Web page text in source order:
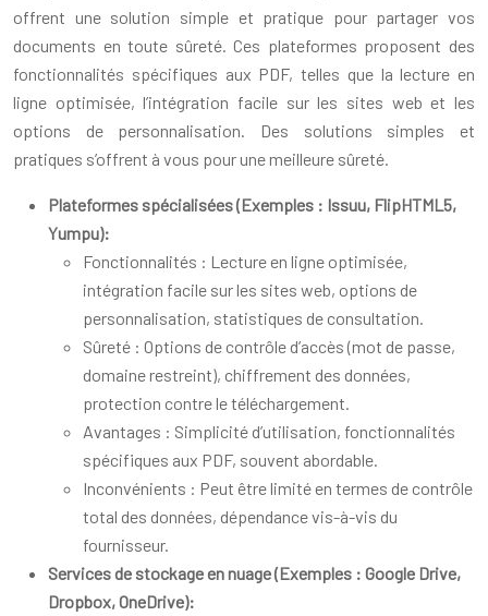
offrent une solution simple et pratique pour partager vos
documents en toute sûreté. Ces plateformes proposent des
fonctionnalités spécifiques aux PDF, telles que la lecture en
ligne optimisée, l’intégration facile sur les sites web et les
options de personnalisation. Des solutions simples et
pratiques s’offrent à vous pour une meilleure sûreté.
Plateformes spécialisées (Exemples : Issuu, FlipHTML5,
Yumpu):
Fonctionnalités : Lecture en ligne optimisée,
intégration facile sur les sites web, options de
personnalisation, statistiques de consultation.
Sûreté : Options de contrôle d’accès (mot de passe,
domaine restreint), chiffrement des données,
protection contre le téléchargement.
Avantages : Simplicité d’utilisation, fonctionnalités
spécifiques aux PDF, souvent abordable.
Inconvénients : Peut être limité en termes de contrôle
total des données, dépendance vis-à-vis du
fournisseur.
Services de stockage en nuage (Exemples : Google Drive,
Dropbox, OneDrive):